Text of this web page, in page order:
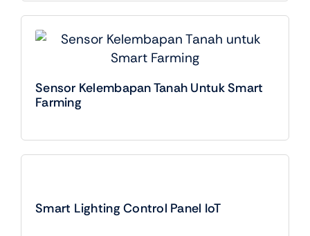
Sensor Kelembapan Tanah Untuk Smart
Farming
Smart Lighting Control Panel IoT